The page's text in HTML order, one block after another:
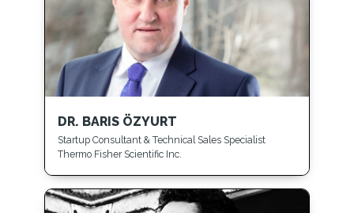
DR. BARIS ÖZYURT
Startup Consultant & Technical Sales Specialist
Thermo Fisher Scientific Inc.